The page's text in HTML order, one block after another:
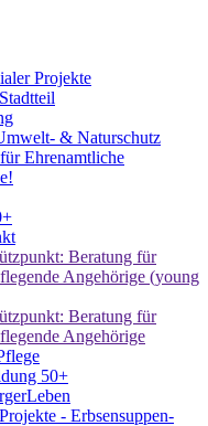
Projekte
& Naturschutz
Ehrenamtliche
Beratung für
Angehörige (young
Beratung für
Angehörige
50+
- Erbsensuppen-